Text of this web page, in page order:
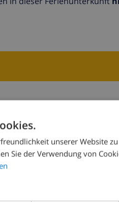
unserer Website
Sie der Verwendung von